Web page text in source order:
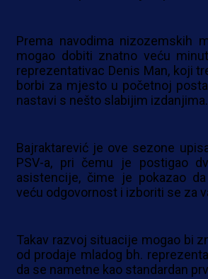
Prema navodima nizozemskih
mogao dobiti znatno veću
reprezentativac Denis Man, koji
borbi za mjesto u početnoj
nastavi s nešto slabijim izdanjima.
Bajraktarević je ove sezone
PSV-a, pri čemu je postigao
asistencije, čime je pokazao
veću odgovornost i izboriti se za
Takav razvoj situacije mogao bi
od prodaje mladog bh.
da se nametne kao standardan